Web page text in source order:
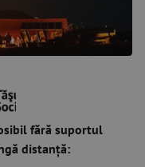
fără suportul
distanță: